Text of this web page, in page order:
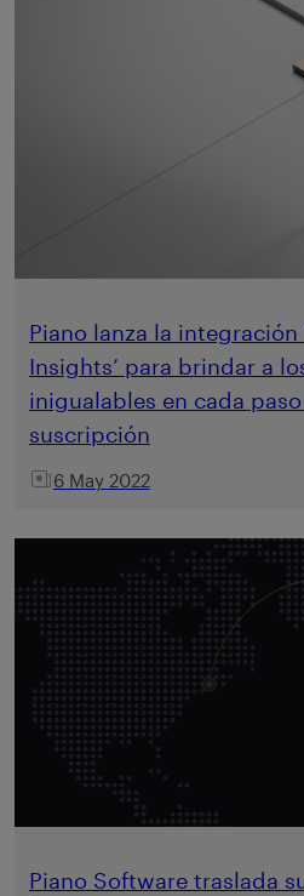
Piano lanza la integración
Insights’ para brindar a
inigualables en cada
suscripción
6 May 2022
Piano Software traslada